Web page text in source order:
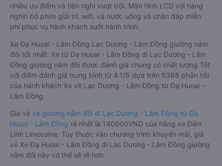
nhiều ưu điểm và tiện nghi vượt trội. Màn hình LCD với hàng
nghìn bộ phim giải trí, wifi, và nước uống và chăn đắp miễn
phí phục vụ hành khách suốt hành trình.
Xe Đạ Huoai - Lâm Đồng Lạc Dương - Lâm Đồng giường nằm
đôi tốt nhất: Xe từ Đạ Huoai - Lâm Đồng đi Lạc Dương - Lâm
Đồng giường nằm đôi được đánh giá chung có chất lượng Tốt
với điểm đánh giá trung bình từ 4.1/5 dựa trên 6368 phản hồi
của hành khách Xe về Lạc Dương - Lâm Đồng từ Đạ Huoai -
Lâm Đồng.
Giá vé xe giường nằm đôi đi Lạc Dương - Lâm Đồng từ Đạ
Huoai - Lâm Đồng rẻ nhất là 140000VND của hãng xe Điền
Linh Limousine. Tùy thuộc vào chương trình khuyến mãi, giá
vé Xe Đạ Huoai - Lâm Đồng đi Lạc Dương - Lâm Đồng giường
nằm đôi này có thể sẽ rẻ hơn.